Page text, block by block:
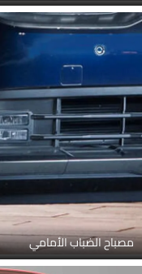
مصباح الضباب الأمامي